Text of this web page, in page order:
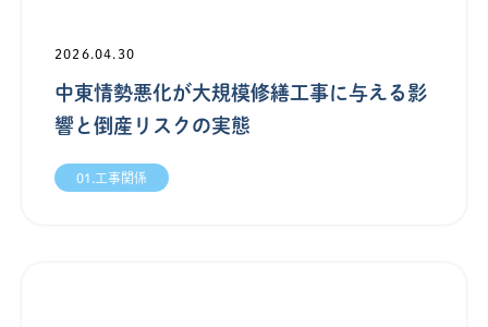
2026.04.30
中東情勢悪化が大規模修繕工事に与える影
響と倒産リスクの実態
01.工事関係